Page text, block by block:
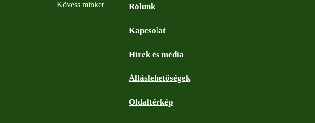
Kövess minket Rólunk
Kapcsolat
Hírek és média
Álláslehetőségek
Oldaltérkép